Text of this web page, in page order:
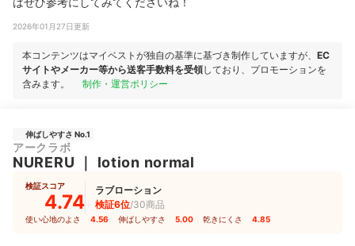
2026年01月27日更新
本コンテンツはマイベストが独自の基準に基づき制作していますが、 EC
サイトやメーカー等から送客手数料を受領しており、プロモーションを
含みます。
制作・運営ポリシー
伸ばしやすさ No.1
アークラボ
NURERU lotion normal
検証スコア
4.74
ラブローション
検証6位/30商品
使い心地のよさ 4.56 伸ばしやすさ 5.00 乾きにくさ 4.85